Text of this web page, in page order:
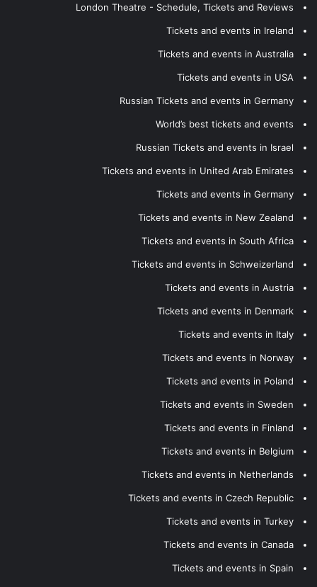
London Theatre - Schedule, Tickets and Reviews
Tickets and events in Ireland
Tickets and events in Australia
Tickets and events in USA
Russian Tickets and events in Germany
World’s best tickets and events
Russian Tickets and events in Israel
Tickets and events in United Arab Emirates
Tickets and events in Germany
Tickets and events in New Zealand
Tickets and events in South Africa
Tickets and events in Schweizerland
Tickets and events in Austria
Tickets and events in Denmark
Tickets and events in Italy
Tickets and events in Norway
Tickets and events in Poland
Tickets and events in Sweden
Tickets and events in Finland
Tickets and events in Belgium
Tickets and events in Netherlands
Tickets and events in Czech Republic
Tickets and events in Turkey
Tickets and events in Canada
Tickets and events in Spain